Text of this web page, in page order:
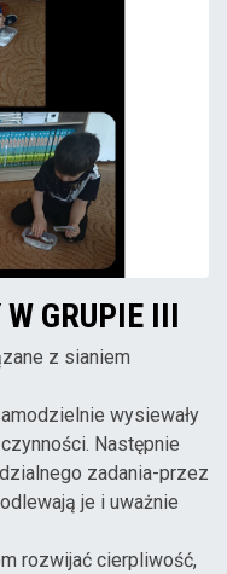
GRUPIE III
z sianiem
wysiewały
Następnie
zadania-przez
je i uważnie
rozwijać cierpliwość,